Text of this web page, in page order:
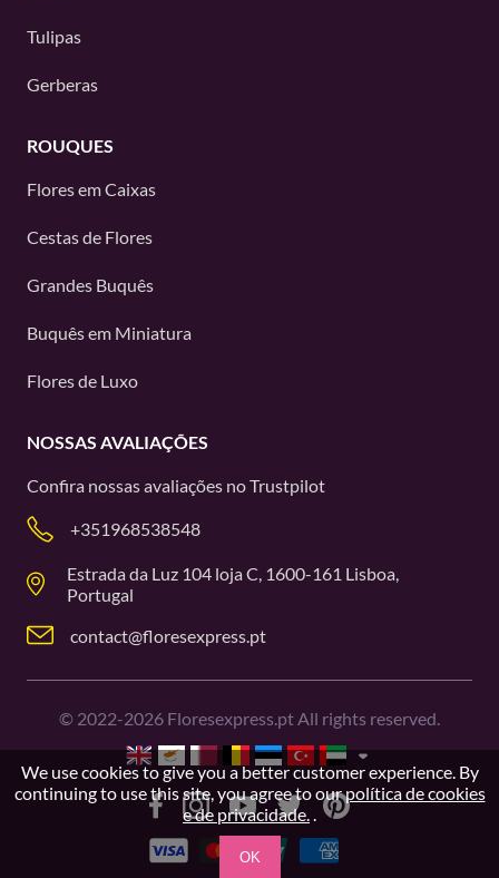
Tulipas
Gerberas
ROUQUES
Flores em Caixas
Cestas de Flores
Grandes Buquês
Buquês em Miniatura
Flores de Luxo
NOSSAS AVALIAÇÕES
Confira nossas avaliações noTrustpilot
+351968538548
Estrada da Luz 104 loja C, 1600-161 Lisboa,
Portugal
contact@floresexpress.pt
© 2022-2026 Floresexpress.pt All rights reserved.
We use cookies to give you a better customer experience. By
continuing to use this site, you agree to ourpolítica de cookies
e de privacidade..
OK